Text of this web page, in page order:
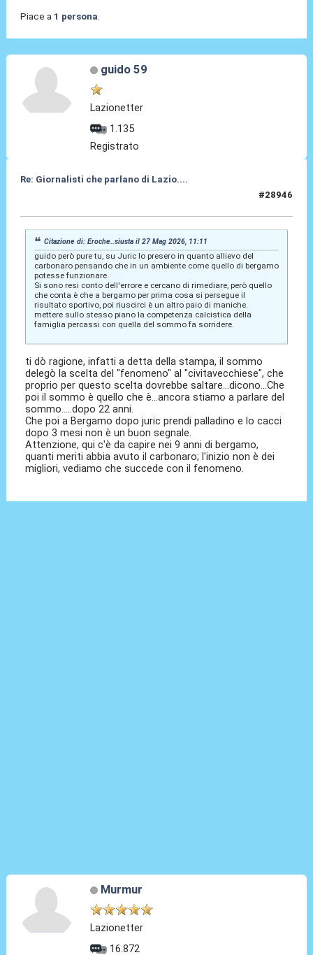
Piace a 1 persona.
guido 59
Lazionetter
1.135
Registrato
Re: Giornalisti che parlano di Lazio....
#28946
Citazione di: Eroche..siusta il 27 Mag 2026, 11:11
guido però pure tu, su Juric lo presero in quanto allievo del
carbonaro pensando che in un ambiente come quello di bergamo
potesse funzionare.
Si sono resi conto dell'errore e cercano di rimediare, però quello
che conta è che a bergamo per prima cosa si persegue il
risultato sportivo, poi riuscirci è un altro paio di maniche.
mettere sullo stesso piano la competenza calcistica della
famiglia percassi con quella del sommo fa sorridere.
ti dò ragione, infatti a detta della stampa, il sommo
delegò la scelta del "fenomeno" al "civitavecchiese", che
proprio per questo scelta dovrebbe saltare...dicono...Che
poi il sommo è quello che è...ancora stiamo a parlare del
sommo.....dopo 22 anni.
Che poi a Bergamo dopo juric prendi palladino e lo cacci
dopo 3 mesi non è un buon segnale.
Attenzione, qui c'è da capire nei 9 anni di bergamo,
quanti meriti abbia avuto il carbonaro; l'inizio non è dei
migliori, vediamo che succede con il fenomeno.
Murmur
Lazionetter
16.872